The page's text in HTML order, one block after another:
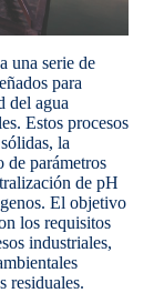
una serie de
para
del agua
Estos procesos
la
de parámetros
de pH
El objetivo
los requisitos
industriales,
residuales.